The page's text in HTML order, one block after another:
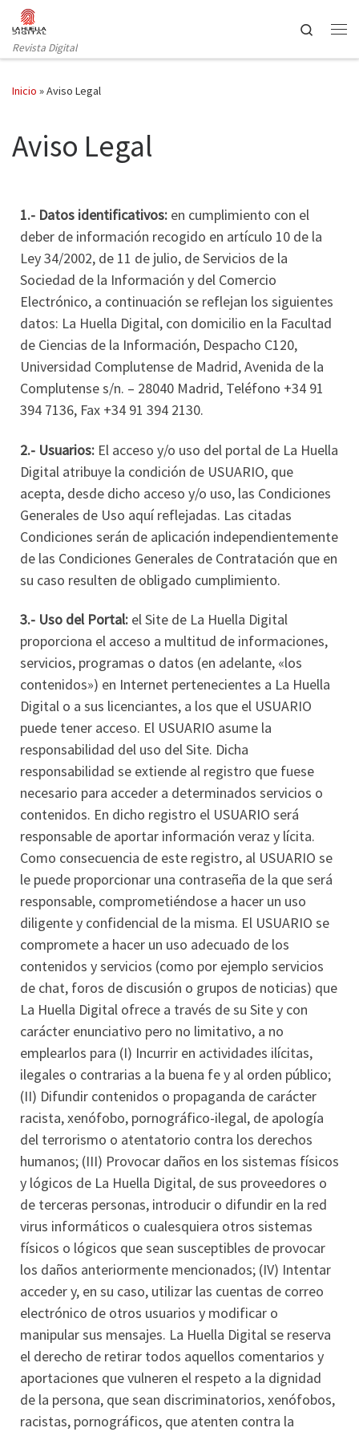
Saltar al contenido
Revista Digital
Search
Inicio »Aviso Legal
Aviso Legal
1.- Datos identificativos: en cumplimiento con el
deber de información recogido en artículo 10 de la
Ley 34/2002, de 11 de julio, de Servicios de la
Sociedad de la Información y del Comercio
Electrónico, a continuación se reflejan los siguientes
datos: La Huella Digital, con domicilio en la Facultad
de Ciencias de la Información, Despacho C120,
Universidad Complutense de Madrid, Avenida de la
Complutense s/n. – 28040 Madrid, Teléfono +34 91
394 7136, Fax +34 91 394 2130.
2.- Usuarios: El acceso y/o uso del portal de La Huella
Digital atribuye la condición de USUARIO, que
acepta, desde dicho acceso y/o uso, las Condiciones
Generales de Uso aquí reflejadas. Las citadas
Condiciones serán de aplicación independientemente
de las Condiciones Generales de Contratación que en
su caso resulten de obligado cumplimiento.
3.- Uso del Portal: el Site de La Huella Digital
proporciona el acceso a multitud de informaciones,
servicios, programas o datos (en adelante, «los
contenidos») en Internet pertenecientes a La Huella
Digital o a sus licenciantes, a los que el USUARIO
puede tener acceso. El USUARIO asume la
responsabilidad del uso del Site. Dicha
responsabilidad se extiende al registro que fuese
necesario para acceder a determinados servicios o
contenidos. En dicho registro el USUARIO será
responsable de aportar información veraz y lícita.
Como consecuencia de este registro, al USUARIO se
le puede proporcionar una contraseña de la que será
responsable, comprometiéndose a hacer un uso
diligente y confidencial de la misma. El USUARIO se
compromete a hacer un uso adecuado de los
contenidos y servicios (como por ejemplo servicios
de chat, foros de discusión o grupos de noticias) que
La Huella Digital ofrece a través de su Site y con
carácter enunciativo pero no limitativo, a no
emplearlos para (I) Incurrir en actividades ilícitas,
ilegales o contrarias a la buena fe y al orden público;
(II) Difundir contenidos o propaganda de carácter
racista, xenófobo, pornográfico-ilegal, de apología
del terrorismo o atentatorio contra los derechos
humanos; (III) Provocar daños en los sistemas físicos
y lógicos de La Huella Digital, de sus proveedores o
de terceras personas, introducir o difundir en la red
virus informáticos o cualesquiera otros sistemas
físicos o lógicos que sean susceptibles de provocar
los daños anteriormente mencionados; (IV) Intentar
acceder y, en su caso, utilizar las cuentas de correo
electrónico de otros usuarios y modificar o
manipular sus mensajes. La Huella Digital se reserva
el derecho de retirar todos aquellos comentarios y
aportaciones que vulneren el respeto a la dignidad
de la persona, que sean discriminatorios, xenófobos,
racistas, pornográficos, que atenten contra la